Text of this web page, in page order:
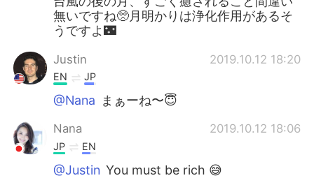
無いですね🥺月明かりは浄化作用があるそ
うですよ🌃
Justin 2019.10.12 18:20
EN JP
@Nana まぁーね〜😇
Nana 2019.10.12 18:06
JP EN
@Justin You must be rich 😅